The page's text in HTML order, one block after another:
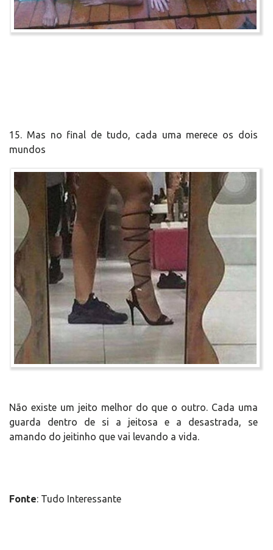
15. Mas no final de tudo, cada uma merece os dois
mundos
Não existe um jeito melhor do que o outro. Cada uma
guarda dentro de si a jeitosa e a desastrada, se
amando do jeitinho que vai levando a vida.
Fonte: Tudo Interessante